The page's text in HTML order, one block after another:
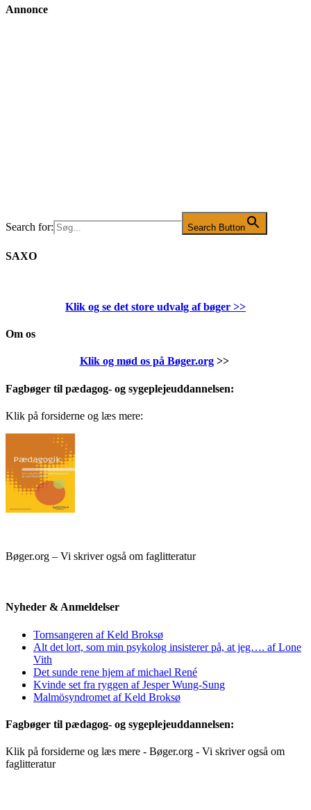
Annonce
Search for: Search Button
SAXO
Klik og se det store udvalg af bøger >>
Om os
Klik og mød os på Bøger.org>>
Fagbøger til pædagog- og sygeplejeuddannelsen:
Klik på forsiderne og læs mere:
Bøger.org – Vi skriver også om faglitteratur
Nyheder & Anmeldelser
Tornsangeren af Keld Broksø
Alt det lort, som min psykolog insisterer på, at jeg…. af Lone
Vith
Det sunde rene hjem af michael René
Kvinde set fra ryggen af Jesper Wung-Sung
Malmösyndromet af Keld Broksø
Fagbøger til pædagog- og sygeplejeuddannelsen:
Klik på forsiderne og læs mere - Bøger.org - Vi skriver også om
faglitteratur